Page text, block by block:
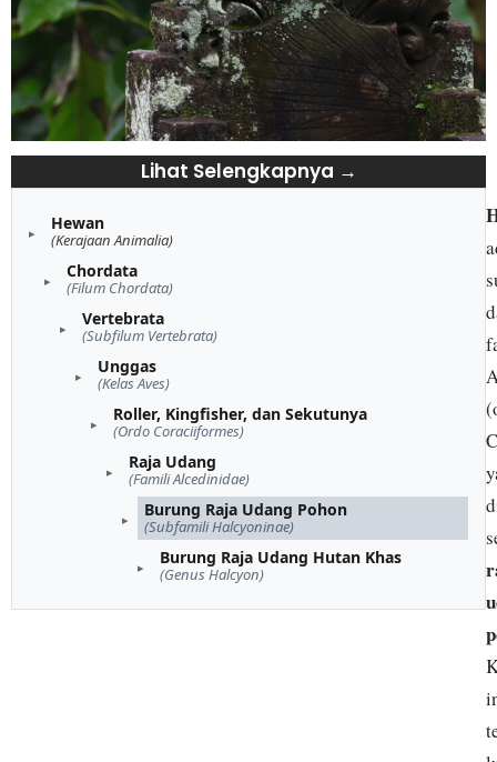
Lihat Selengkapnya →
Hewan
(Kerajaan Animalia)
Chordata
(Filum Chordata)
Vertebrata
(Subfilum Vertebrata)
Unggas
(Kelas Aves)
Roller, Kingfisher, dan Sekutunya
(Ordo Coraciiformes)
Raja Udang
(Famili Alcedinidae)
Burung Raja Udang Pohon
(Subfamili Halcyoninae)
Burung Raja Udang Hutan Khas
(Genus Halcyon)